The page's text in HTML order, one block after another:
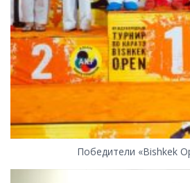
Победители «Bishkek